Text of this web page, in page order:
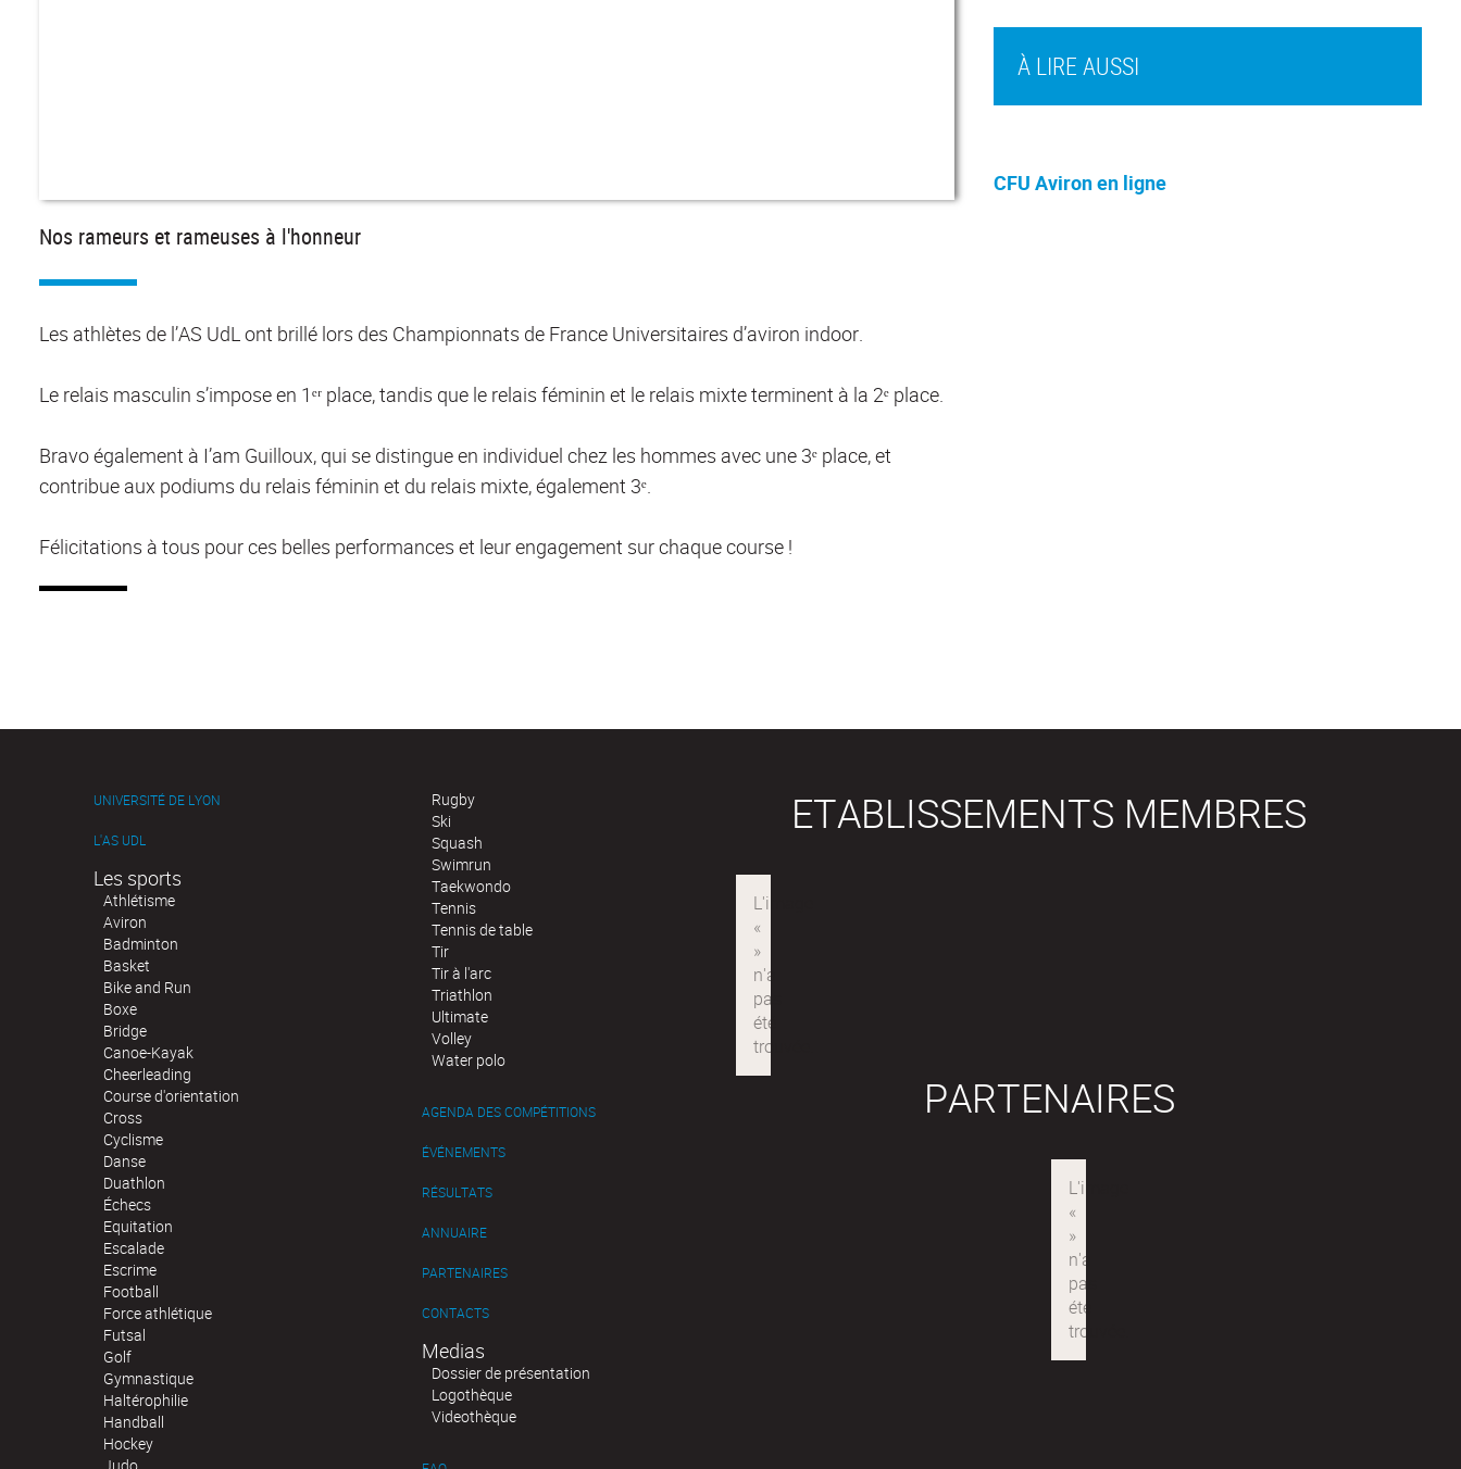
Nos rameurs et rameuses à l'honneur
Les athlètes de l’AS UdL ont brillé lors des Championnats de France Universitaires d’aviron indoor.
Le relais masculin s’impose en 1ᵉʳ place, tandis que le relais féminin et le relais mixte terminent à la 2ᵉ place.
Bravo également à I’am Guilloux, qui se distingue en individuel chez les hommes avec une 3ᵉ place, et
contribue aux podiums du relais féminin et du relais mixte, également 3ᵉ.
Félicitations à tous pour ces belles performances et leur engagement sur chaque course !
À LIRE AUSSI
CFU Aviron en ligne
UNIVERSITÉ DE LYON
L'AS UDL
Les sports
Athlétisme
Aviron
Badminton
Basket
Bike and Run
Boxe
Bridge
Canoe-Kayak
Cheerleading
Course d'orientation
Cross
Cyclisme
Danse
Duathlon
Échecs
Equitation
Escalade
Escrime
Football
Force athlétique
Futsal
Golf
Gymnastique
Haltérophilie
Handball
Hockey
Judo
Rugby
Ski
Squash
Swimrun
Taekwondo
Tennis
Tennis de table
Tir
Tir à l'arc
Triathlon
Ultimate
Volley
Water polo
AGENDA DES COMPÉTITIONS
ÉVÉNEMENTS
RÉSULTATS
ANNUAIRE
PARTENAIRES
CONTACTS
Medias
Dossier de présentation
Logothèque
Videothèque
ETABLISSEMENTS MEMBRES
PARTENAIRES